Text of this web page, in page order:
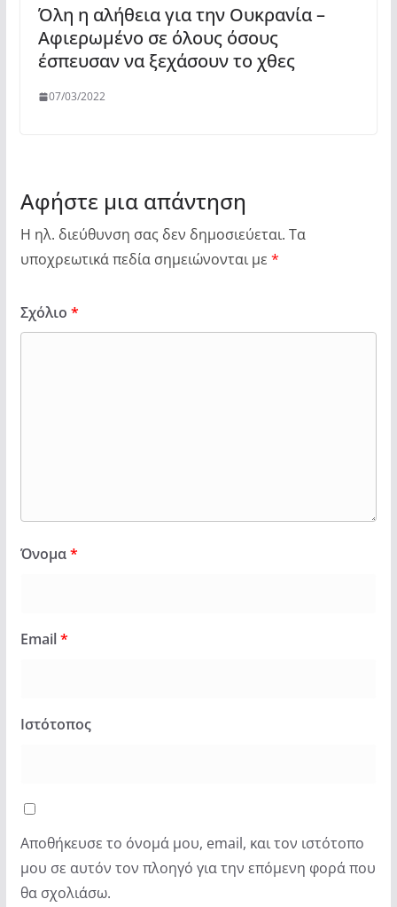
Όλη η αλήθεια για την Ουκρανία –
Αφιερωμένο σε όλους όσους
έσπευσαν να ξεχάσουν το χθες
07/03/2022
Αφήστε μια απάντηση
Η ηλ. διεύθυνση σας δεν δημοσιεύεται. Τα
υποχρεωτικά πεδία σημειώνονται με *
Σχόλιο *
Όνομα*
Email*
Ιστότοπος
Αποθήκευσε το όνομά μου, email, και τον ιστότοπο
μου σε αυτόν τον πλοηγό για την επόμενη φορά που
θα σχολιάσω.